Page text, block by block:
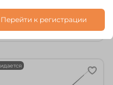
В корзину
Перейти к регистрации